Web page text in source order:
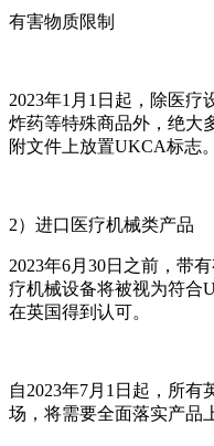
有害物质限制
2023年1月1日起，除医疗
炸药等特殊商品外，绝大
附文件上放置UKCA标志。
2）进口医疗机械类产品
2023年6月30日之前，带
疗机械设备将被视为符合
在英国得到认可。
自2023年7月1日起，所
场，将需要全面落实产品